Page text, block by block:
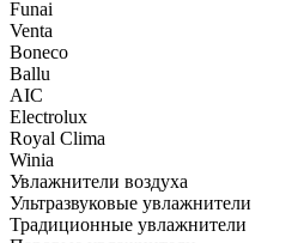
Funai
Venta
Boneco
Ballu
AIC
Electrolux
Royal Clima
Winia
Увлажнители воздуха
Ультразвуковые увлажнители
Традиционные увлажнители